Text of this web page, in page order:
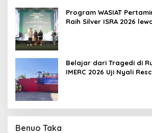
Program WASIAT
Raih Silver ISRA 2026
Belajar dari Tragedi di
IMERC 2026 Uji Nyali
Benuo Taka